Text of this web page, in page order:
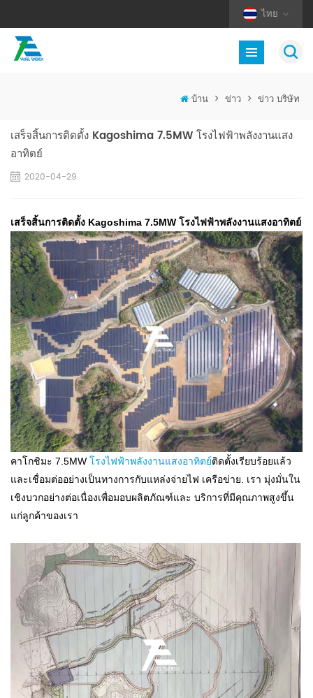
ไทย
บ้าน > ข่าว > ข่าว บริษัท
เสร็จสิ้นการติดตั้ง Kagoshima 7.5MW โรงไฟฟ้าพลังงานแสง
อาทิตย์
2020-04-29
เสร็จสิ้นการติดตั้ง Kagoshima 7.5MW โรงไฟฟ้าพลังงานแสงอาทิตย์
คาโกชิมะ 7.5MW โรงไฟฟ้าพลังงานแสงอาทิตย์ติดตั้งเรียบร้อยแล้ว
และเชื่อมต่ออย่างเป็นทางการกับแหล่งจ่ายไฟ เครือข่าย. เรา มุ่งมั่นใน
เชิงบวกอย่างต่อเนื่องเพื่อมอบผลิตภัณฑ์และ บริการที่มีคุณภาพสูงขึ้น
แก่ลูกค้าของเรา